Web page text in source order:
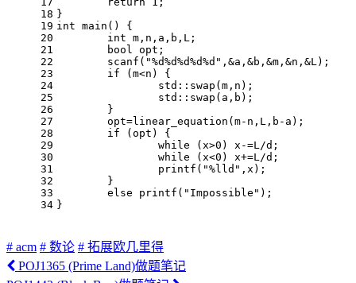
18
19
20
21
22
23
24
25
26
27
28
29
30
31
32
33
34
}
int main ()
{
int m,n,a,b,L;
bool opt;
scanf ( "%d%d%d%d%d" ,&a,&b,&m,&n,&L);
if (m<n) {
std ::swap(m,n);
std ::swap(a,b);
	}
	opt=linear_equation(m-n,L,b-a);
if (opt) {
while (x>0 ) x-=L/d;
while (x<0 ) x+=L/d;
printf ( "%lld" ,x);
	}
else
printf ( "Impossible" );
}
# acm # 数论 # 拓展欧几里得
POJ1365 (Prime Land)做题笔记